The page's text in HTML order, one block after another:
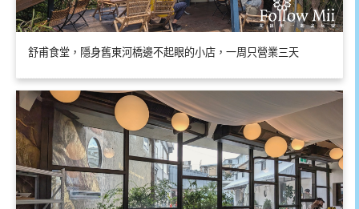
舒甫食堂，隱身舊東河橋邊不起眼的小店，一周只營業三天